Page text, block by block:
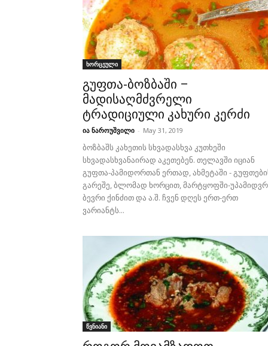
ხორცეული
გუფთა-ბოზბაში –
მადისაღმძვრელი
ტრადიციული კახური კერძი
ია ნაროუშვილი - May 31, 2019
ბოზბაშს კახეთის სხვადასხვა კუთხეში
სხვადასხვანაირად აკეთებენ. თელავში იციან
გუფთა-პამიდორთან ერთად, ახმეტაში -
გარეშე, ბლომად ხორცით, მარტყოფში-
ბევრი ქინძით და ა.შ. ჩვენ დღეს ერთ-ერთ
ვარიანტს...
წვნიანი